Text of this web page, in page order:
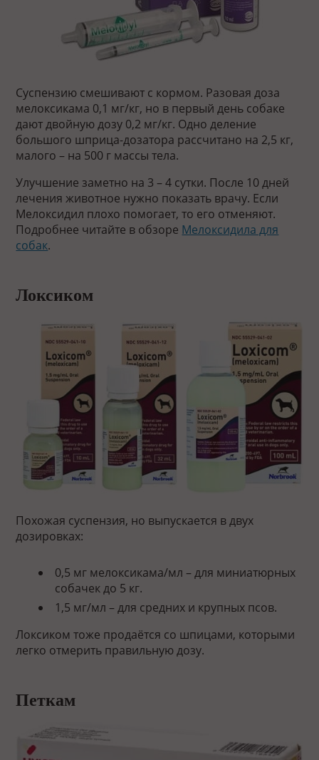
Суспензию смешивают с кормом. Разовая доза
мелоксикама 0,1 мг/кг, но в первый день собаке
дают двойную дозу 0,2 мг/кг. Одно деление
большого шприца-дозатора рассчитано на 2,5 кг,
малого – на 500 г массы тела.
Улучшение заметно на 3 – 4 сутки. После 10 дней
лечения животное нужно показать врачу. Если
Мелоксидил плохо помогает, то его отменяют.
Подробнее читайте в обзоре Мелоксидила для
собак.
Локсиком
Похожая суспензия, но выпускается в двух
дозировках:
0,5 мг мелоксикама/мл – для миниатюрных
собачек до 5 кг.
1,5 мг/мл – для средних и крупных псов.
Локсиком тоже продаётся со шпицами, которыми
легко отмерить правильную дозу.
Петкам